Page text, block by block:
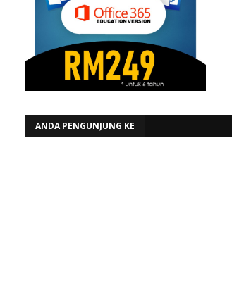
ANDA PENGUNJUNG KE